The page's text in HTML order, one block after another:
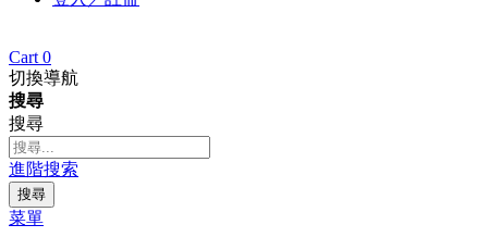
Cart 0
切換導航
搜尋
搜尋
進階搜索
搜尋
菜單